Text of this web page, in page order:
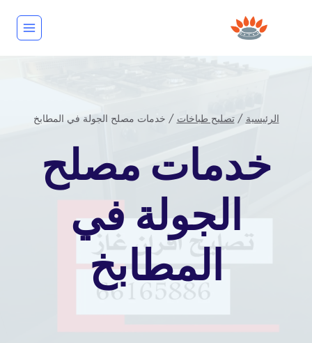
الرئيسية / تصليح طباخات / خدمات مصلح الجولة في المطابخ
خدمات مصلح
الجولة في
المطابخ